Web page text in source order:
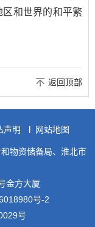
区和世界的和平繁
返回顶部
声明 网站地图
物资储备局、淮北市
金方大厦
号-2
号